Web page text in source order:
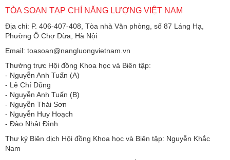
TÒA SOẠN TẠP CHÍ NĂNG LƯỢNG VIỆT NAM
Địa chỉ: P. 406-407-408, Tòa nhà Văn phòng, số 87 Láng Hạ,
Phường Ô Chợ Dừa, Hà Nội
Email: toasoan@nangluongvietnam.vn
Thường trực Hội đồng Khoa học và Biên tập:
​​​​​​- Nguyễn Anh Tuấn (A)
- Lê Chí Dũng
- Nguyễn Anh Tuấn (B)
- Nguyễn Thái Sơn
- Nguyễn Huy Hoạch
- Đào Nhật Đình
Thư ký Biên dịch Hội đồng Khoa học và Biên tập: Nguyễn Khắc
Nam